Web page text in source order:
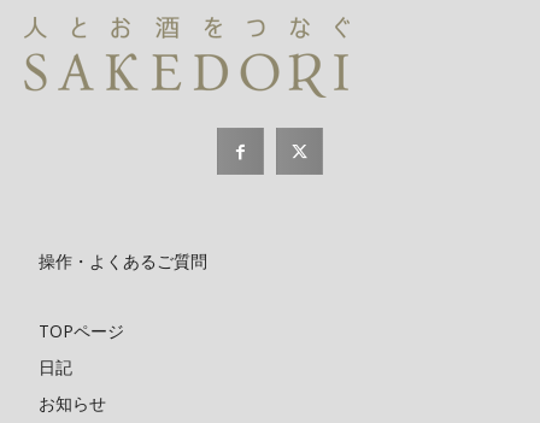
操作・よくあるご質問
TOPページ
日記
お知らせ